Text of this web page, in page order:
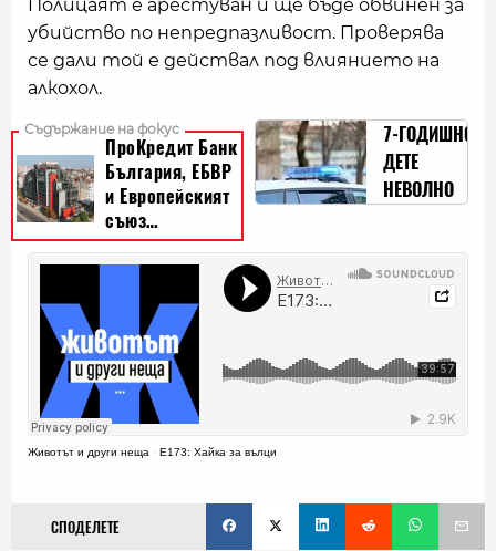
Полицаят е арестуван и ще бъде обвинен за
убийство по непредпазливост. Проверява
се дали той е действал под влиянието на
алкохол.
7-ГОДИШНО
ДЕТЕ
НЕВОЛНО
ПОЛИЦАЙ,
МУ ОРЪЖИЕ
Животът и други неща · Е173: Хайка за вълци
СПОДЕЛЕТЕ